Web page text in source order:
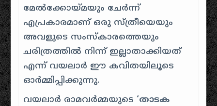
മേൽക്കോയ്മയും ചേർന്ന്
എപ്രകാരമാണ് ഒരു സ്ത്രീയെയും
അവളുടെ സംസ്കാരത്തെയും
ചരിത്രത്തിൽ നിന്ന് ഇല്ലാതാക്കിയത്
എന്ന് വയലാർ ഈ കവിതയിലൂടെ
ഓർമ്മിപ്പിക്കുന്നു.
വയലാർ രാമവർമ്മയുടെ‘താടക